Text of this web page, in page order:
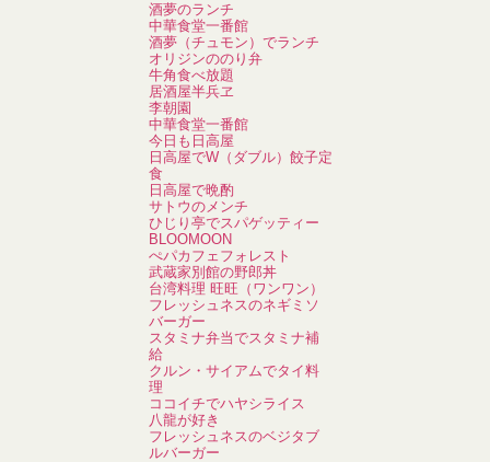
酒夢のランチ
中華食堂一番館
酒夢（チュモン）でランチ
オリジンののり弁
牛角食べ放題
居酒屋半兵ヱ
李朝園
中華食堂一番館
今日も日高屋
日高屋でW（ダブル）餃子定
食
日高屋で晩酌
サトウのメンチ
ひじり亭でスパゲッティー
BLOOMOON
ぺパカフェフォレスト
武蔵家別館の野郎丼
台湾料理 旺旺（ワンワン）
フレッシュネスのネギミソ
バーガー
スタミナ弁当でスタミナ補
給
クルン・サイアムでタイ料
理
ココイチでハヤシライス
八龍が好き
フレッシュネスのベジタブ
ルバーガー